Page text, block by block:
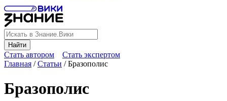
Найти
Стать автором
Стать экспертом
Главная /Статьи /Бразополис
Бразополис